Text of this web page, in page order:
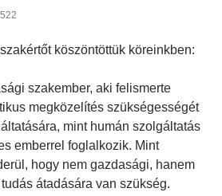
köszöntöttük köreinkben:
szakember, aki felismerte
megközelítés szükségességét
mint humán szolgáltatás
emberrel foglalkozik. Mint
hogy nem gazdasági, hanem
átadására van szükség.